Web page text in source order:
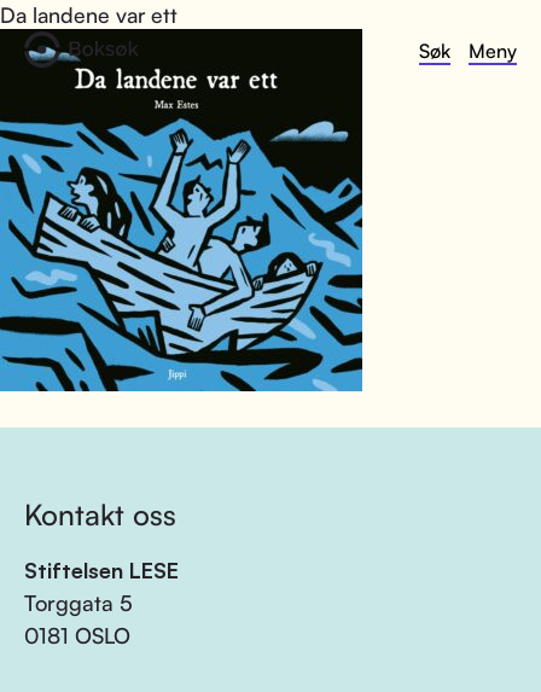
Søk Meny
Da landene var ett
Kontakt oss
Stiftelsen LESE
Torggata 5
0181 OSLO